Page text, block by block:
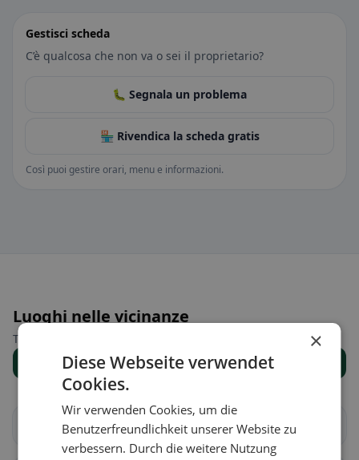
Gestisci scheda
C’è qualcosa che non va o sei il proprietario?
🐛 Segnala un problema
🏪 Rivendica la scheda gratis
Così puoi gestire orari, menu e informazioni.
Luoghi nelle vicinanze
Trova il luogo giusto per la tua ricerca di ristoranti.
Mostra tutti i luoghi
Aire-la-Ville Anières
×
Diese Webseite verwendet
Cookies.
Wir verwenden Cookies, um die
Benutzerfreundlichkeit unserer Website zu
verbessern. Durch die weitere Nutzung